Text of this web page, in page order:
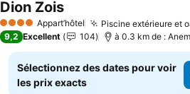
4 Étoiles Appart’hôtel Piscine extérieure et
Dion ZoisConsulter les prix
9,2 Excellent 104 à 0.3 km de :
Sélectionnez des dates pour voir
les prix exacts